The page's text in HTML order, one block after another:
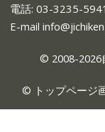
電話: 03-3235-5941
E-mail
© 2008-2026
© トップページ